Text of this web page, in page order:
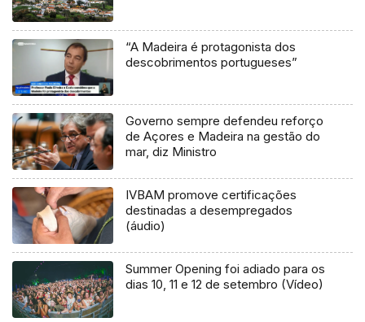
“A Madeira é protagonista dos
descobrimentos portugueses”
Governo sempre defendeu reforço
de Açores e Madeira na gestão do
mar, diz Ministro
IVBAM promove certificações
destinadas a desempregados
(áudio)
Summer Opening foi adiado para os
dias 10, 11 e 12 de setembro (Vídeo)